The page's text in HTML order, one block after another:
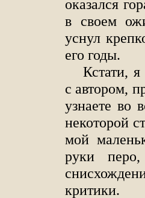
оказался
в своем
уснул
его годы.
Кстати,
с автором,
узнаете во
некоторой
мой
руки
критики.